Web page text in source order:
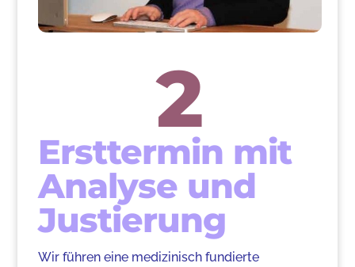
2
Ersttermin mit
Analyse und
Justierung
Wir führen eine medizinisch fundierte